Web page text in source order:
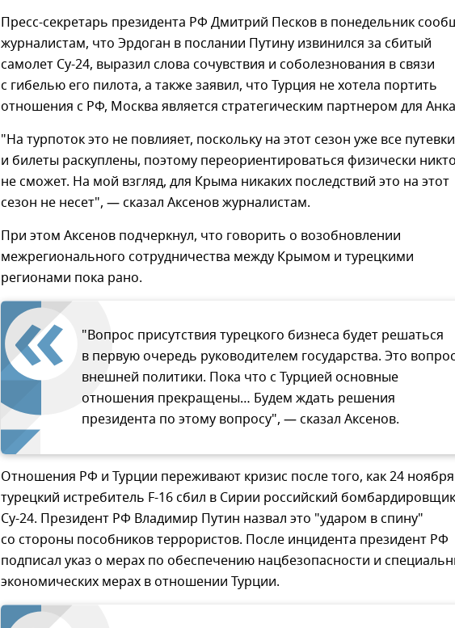
Пресс-секретарь президента РФ Дмитрий Песков в понедельник
журналистам, что Эрдоган в послании Путину извинился за сбитый
самолет Су-24, выразил слова сочувствия и соболезнования в связи
с гибелью его пилота, а также заявил, что Турция не хотела портить
отношения с РФ, Москва является стратегическим партнером для
"На турпоток это не повлияет, поскольку на этот сезон уже все путевки
и билеты раскуплены, поэтому переориентироваться физически
не сможет. На мой взгляд, для Крыма никаких последствий это на этот
сезон не несет", — сказал Аксенов журналистам.
При этом Аксенов подчеркнул, что говорить о возобновлении
межрегионального сотрудничества между Крымом и турецкими
регионами пока рано.
"Вопрос присутствия турецкого бизнеса будет решаться
в первую очередь руководителем государства. Это
внешней политики. Пока что с Турцией основные
отношения прекращены… Будем ждать решения
президента по этому вопросу", — сказал Аксенов.
Отношения РФ и Турции переживают кризис после того, как 24 ноября
турецкий истребитель F-16 сбил в Сирии российский бомбардировщик
Су-24. Президент РФ Владимир Путин назвал это "ударом в спину"
со стороны пособников террористов. После инцидента президент РФ
подписал указ о мерах по обеспечению нацбезопасности и
экономических мерах в отношении Турции.